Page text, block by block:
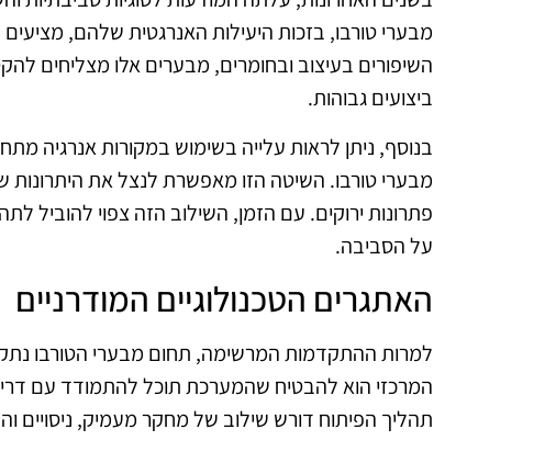
מבערי טורבו, בזכות היעילות האנרגטית שלהם,
השיפורים בעיצוב ובחומרים, מבערים אלו מצליחים
ביצועים גבוהות.
בנוסף, ניתן לראות עלייה בשימוש במקורות אנרגיה
מבערי טורבו. השיטה הזו מאפשרת לנצל את היתרונות
פתרונות ירוקים. עם הזמן, השילוב הזה צפוי להוביל
על הסביבה.
האתגרים הטכנולוגיים המודרניים
למרות ההתקדמות המרשימה, תחום מבערי הטורבו
המרכזי הוא להבטיח שהמערכת תוכל להתמודד עם
תהליך הפיתוח דורש שילוב של מחקר מעמיק, ניסויים